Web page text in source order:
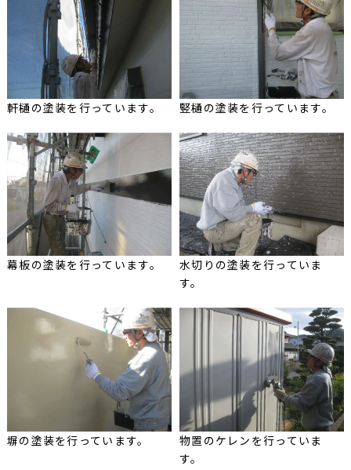
軒樋の塗装を行っています。 竪樋の塗装を行っています。
幕板の塗装を行っています。
水切りの塗装を行っていま
す。
塀の塗装を行っています。
物置のケレンを行っていま
す。